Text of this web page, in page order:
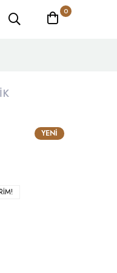
0
YENI